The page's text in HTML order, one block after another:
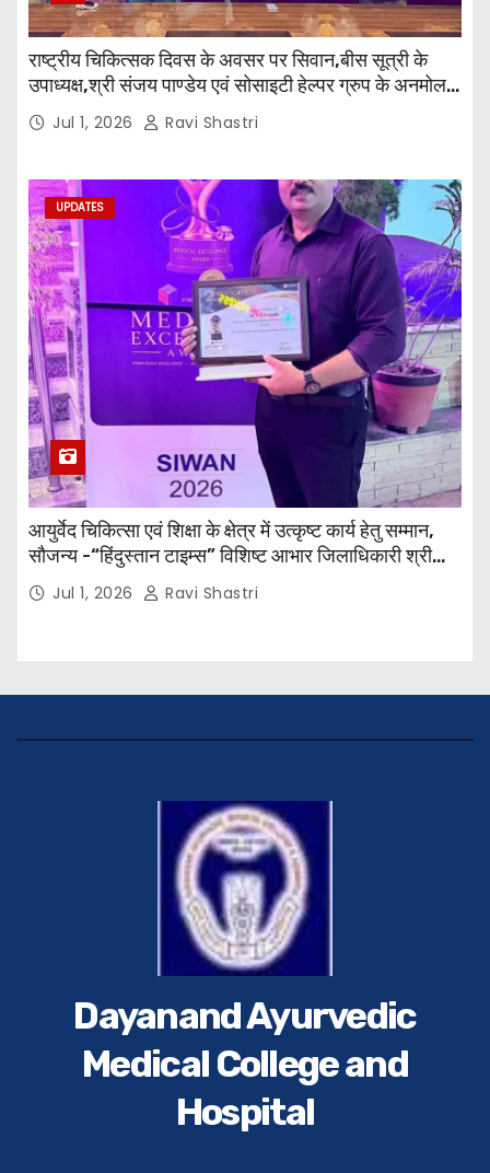
राष्ट्रीय चिकित्सक दिवस के अवसर पर सिवान,बीस सूत्री के
उपाध्यक्ष,श्री संजय पाण्डेय एवं सोसाइटी हेल्पर ग्रुप के अनमोल
जी तथा इनर व्हील क्लब की अध्यक्षा श्रीमती आरती अलोक वर्मा
एवं उनकी टीम द्वारा महाविद्यालय के प्राचार्य डॉ. सुधांशु शेखर
Jul 1, 2026 Ravi Shastri
UPDATES
आयुर्वेद चिकित्सा एवं शिक्षा के क्षेत्र में उत्कृष्ट कार्य हेतु सम्मान,
सौजन्य -“हिंदुस्तान टाइम्स” विशिष्ट आभार जिलाधिकारी श्री
विवेक रंजन मैत्रेय (भा०प्र० से०), आरक्षी अधीक्षक श्री पूरन झा
(भा०पु०से०) सिविल सर्जन, सिवान एवं ब्यूरो चीफ श्री नीरज
Jul 1, 2026 Ravi Shastri
Dayanand Ayurvedic
Medical College and
Hospital